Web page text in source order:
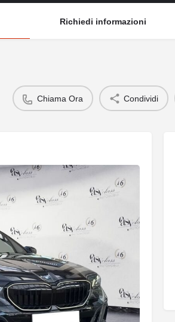
Richiedi informazioni
Chiama Ora Condividi